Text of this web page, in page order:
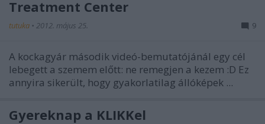
Treatment Center
tutuka • 2012. május 25. 9
A kockagyár második videó-bemutatójánál egy cél
lebegett a szemem előtt: ne remegjen a kezem :D Ez
annyira sikerült, hogy gyakorlatilag állóképek ...
Gyereknap a KLIKKel